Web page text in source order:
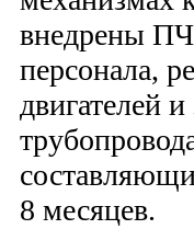
внедрены
персонала,
двигателей
8 месяцев.